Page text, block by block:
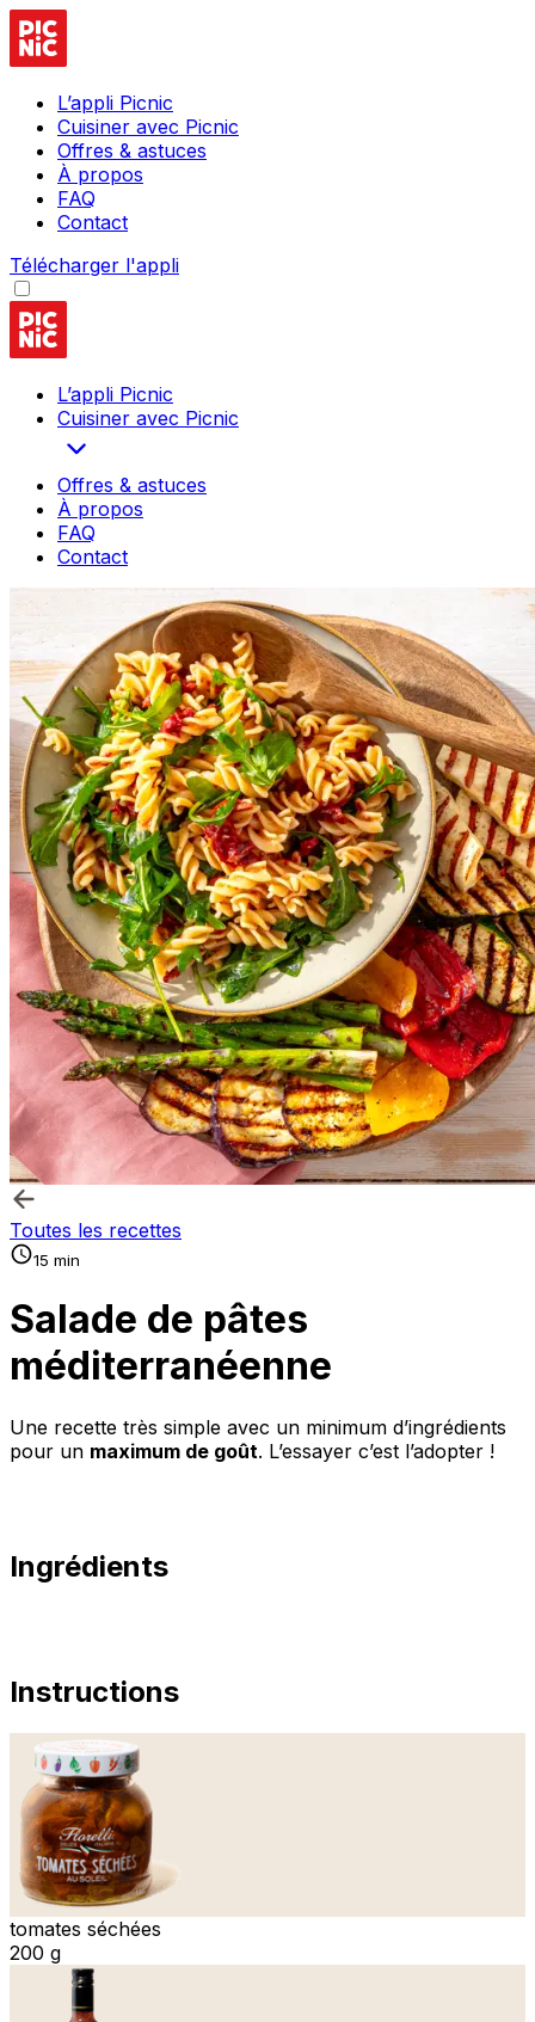
L’appli Picnic
Cuisiner avec Picnic
Offres & astuces
À propos
FAQ
Contact
Télécharger l'appli
L’appli Picnic
Cuisiner avec Picnic
Offres & astuces
À propos
FAQ
Contact
Toutes les recettes
15 min
Salade de pâtes
méditerranéenne
Une recette très simple avec un minimum d’ingrédients
pour un maximum de goût. L’essayer c’est l’adopter !
Ingrédients
Instructions
tomates séchées
200 g